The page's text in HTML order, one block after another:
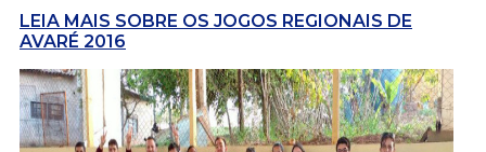
LEIA MAIS SOBRE OS JOGOS REGIONAIS DE
AVARÉ 2016